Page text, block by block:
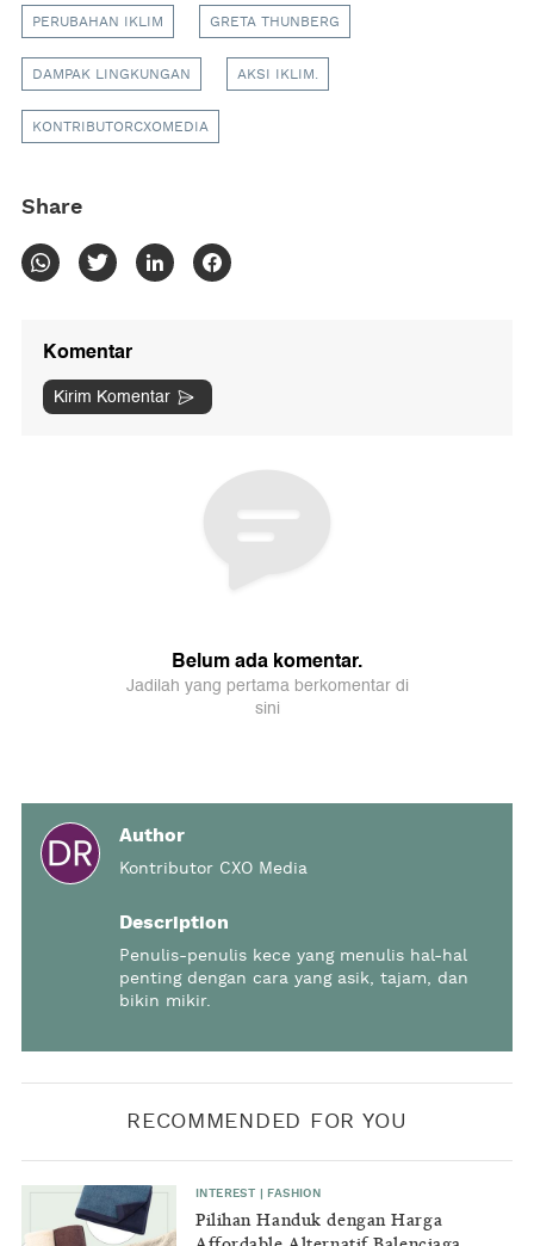
PERUBAHAN IKLIM GRETA THUNBERG
DAMPAK LINGKUNGAN AKSI IKLIM.
KONTRIBUTORCXOMEDIA
Share
Author
Kontributor CXO Media
Description
Penulis-penulis kece yang menulis hal-hal
penting dengan cara yang asik, tajam, dan
bikin mikir.
RECOMMENDED FOR YOU
INTEREST FASHION
Pilihan Handuk dengan Harga